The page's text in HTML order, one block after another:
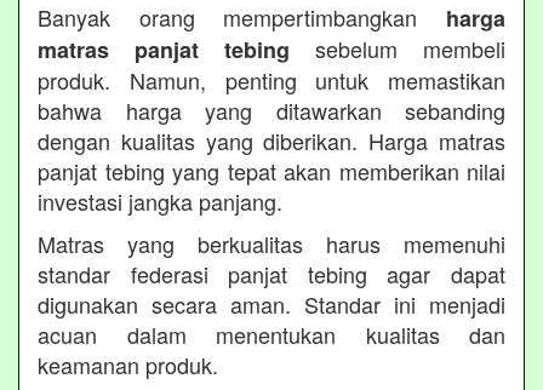
Banyak orang mempertimbangkan harga
matras panjat tebing sebelum membeli
produk. Namun, penting untuk memastikan
bahwa harga yang ditawarkan sebanding
dengan kualitas yang diberikan. Harga matras
panjat tebing yang tepat akan memberikan nilai
investasi jangka panjang.
Matras yang berkualitas harus memenuhi
standar federasi panjat tebing agar dapat
digunakan secara aman. Standar ini menjadi
acuan dalam menentukan kualitas dan
keamanan produk.